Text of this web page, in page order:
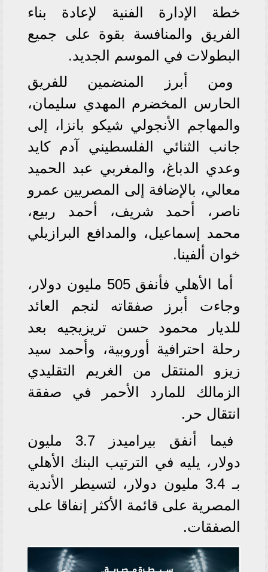
خطة الإدارة الفنية لإعادة بناء
الفريق والمنافسة بقوة على جميع
البطولات في الموسم الجديد.
ومن أبرز المنضمين للفريق
الحارس المخضرم المهدي سليمان،
والمهاجم الأنجولي شيكو بانزا، إلى
جانب الثنائي الفلسطيني آدم كايد
وعدي الدباغ، والمغربي عبد الحميد
معالي، بالإضافة إلى المصريين عمرو
ناصر، أحمد شريف، أحمد ربيع،
محمد إسماعيل، والمدافع البرازيلي
خوان ألفينا.
أما الأهلي فأنفق 505 مليون دولار،
وجاءت أبرز صفقاته لنجم العائد
للديار محمود حسن تريزيجيه بعد
رحلة احترافية أوروبية، وأحمد سيد
زيزو المنتقل من الغريم التقليدي
الزمالك للمارد الأحمر في صفقة
انتقال حر.
فيما أنفق بيراميدز 3.7 مليون
دولار، يليه في الترتيب البنك الأهلي
بـ 3.4 مليون دولار، لتسيطر الأندية
المصرية على قائمة الأكثر إنفاقا على
الصفقات.